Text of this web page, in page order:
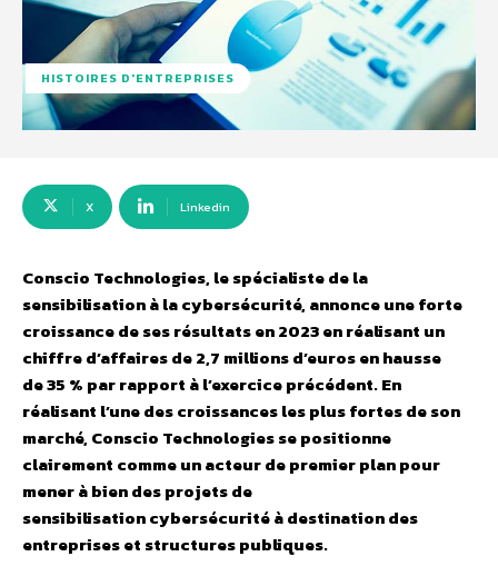
HISTOIRES D'ENTREPRISES
X Linkedin
Conscio Technologies, le spécialiste de la
sensibilisation à la cybersécurité, annonce une forte
croissance de ses résultats en 2023 en réalisant un
chiffre d’affaires de 2,7 millions d’euros en hausse
de 35 % par rapport à l’exercice précédent. En
réalisant l’une des croissances les plus fortes de son
marché, Conscio Technologies se positionne
clairement comme un acteur de premier plan pour
mener à bien des projets de
sensibilisation cybersécurité à destination des
entreprises et structures publiques.